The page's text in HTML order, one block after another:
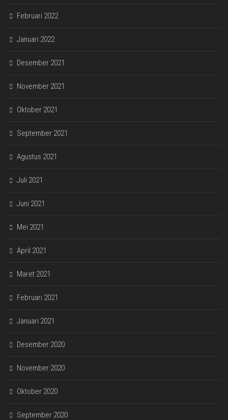
Februari 2022
Januari 2022
Desember 2021
November 2021
Oktober 2021
September 2021
Agustus 2021
Juli 2021
Juni 2021
Mei 2021
April 2021
Maret 2021
Februari 2021
Januari 2021
Desember 2020
November 2020
Oktober 2020
September 2020